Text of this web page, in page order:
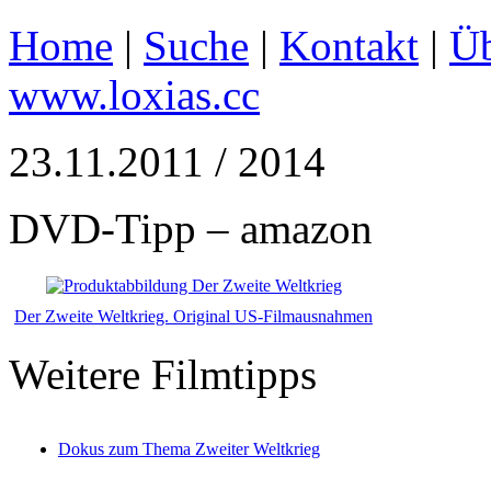
Home | Suche | Kontakt |
www.loxias.cc
23.11.2011 / 2014
DVD-Tipp – amazon
Der Zweite Weltkrieg. Original US-Filmausnahmen
Weitere Filmtipps
Dokus zum Thema Zweiter Weltkrieg